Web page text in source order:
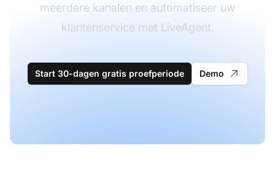
meerdere kanalen en automatiseer uw
klantenservice met LiveAgent.
Start 30-dagen gratis proefperiode Demo